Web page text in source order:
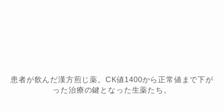
患者が飲んだ漢方煎じ薬。CK値1400から正常値まで下が
った治療の鍵となった生薬たち。